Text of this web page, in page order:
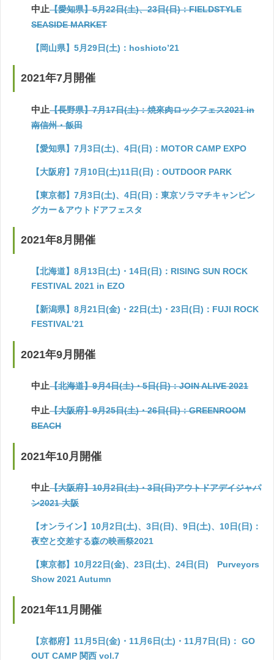
中止【愛知県】5月22日(土)、23日(日)：FIELDSTYLE
SEASIDE MARKET
【岡山県】5月29日(土)：hoshioto’21
2021年7月開催
中止【長野県】7月17日(土)：焼來肉ロックフェス2021 in
南信州・飯田
【愛知県】7月3日(土)、4日(日)：MOTOR CAMP EXPO
【大阪府】7月10日(土)11日(日)：OUTDOOR PARK
【東京都】7月3日(土)、4日(日)：東京ソラマチキャンピン
グカー＆アウトドアフェスタ
2021年8月開催
【北海道】8月13日(土)・14日(日)：RISING SUN ROCK
FESTIVAL 2021 in EZO
【新潟県】8月21日(金)・22日(土)・23日(日)：FUJI ROCK
FESTIVAL’21
2021年9月開催
中止【北海道】9月4日(土)・5日(日)：JOIN ALIVE 2021
中止【大阪府】9月25日(土)・26日(日)：GREENROOM
BEACH
2021年10月開催
中止【大阪府】10月2日(土)・3日(日)アウトドアデイジャパ
ン2021 大阪
【オンライン】10月2日(土)、3日(日)、9日(土)、10日(日)：
夜空と交差する森の映画祭2021
【東京都】10月22日(金)、23日(土)、24日(日) Purveyors
Show 2021 Autumn
2021年11月開催
【京都府】11月5日(金)・11月6日(土)・11月7日(日)： GO
OUT CAMP 関西 vol.7